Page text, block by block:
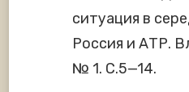
ситуация в
Россия и АТР.
№ 1. С.5—14.